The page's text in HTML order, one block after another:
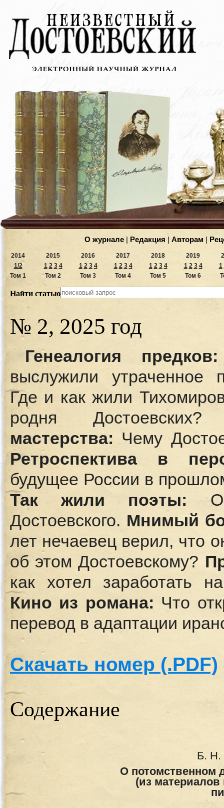
О журнале | Редакция | Авторам |
2014
1/2
Том 1
2015
1 2 3 4
Том 2
2016
1 2 3 4
Том 3
2017
1 2 3 4
Том 4
2018
1 2 3 4
Том 5
2019
1 2 3 4
Том 6
1
Найти статью
№ 2, 2025 год
Генеалогия предков:
выслужили утраченное
Где и как жили
родня
мастерства: Чему
Ретроспектива в
будущее России в
Так жили поэты: О
Достоевского. Мнимый
лет нечаевец верил, что
об этом Достоевскому?
как хотел заработать
Кино из романа: Что
перевод в адаптации
Скачать номер (.PDF)
Содержание
Б. Н.
О потомственном
(из